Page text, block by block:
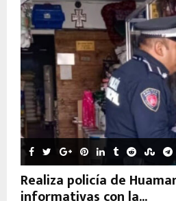
Realiza policía de